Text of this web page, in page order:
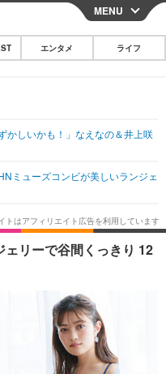
CLOSE
その他
韓国・芸能
スポーツ
その他
グルメ
ショッピング
MENU
エンタメ ライフ
かしいかも！」なえなの＆井上咲
ミューズコンビが美しいランジェ
リーで谷間くっきり 12